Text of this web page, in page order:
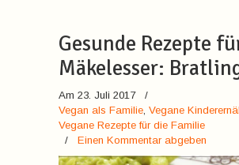
Gesunde Rezepte
Mäkelesser:
Am 23. Juli 2017
/
Vegan als Familie, Vegane
Vegane Rezepte für die Familie
/ Einen Kommentar abgeben